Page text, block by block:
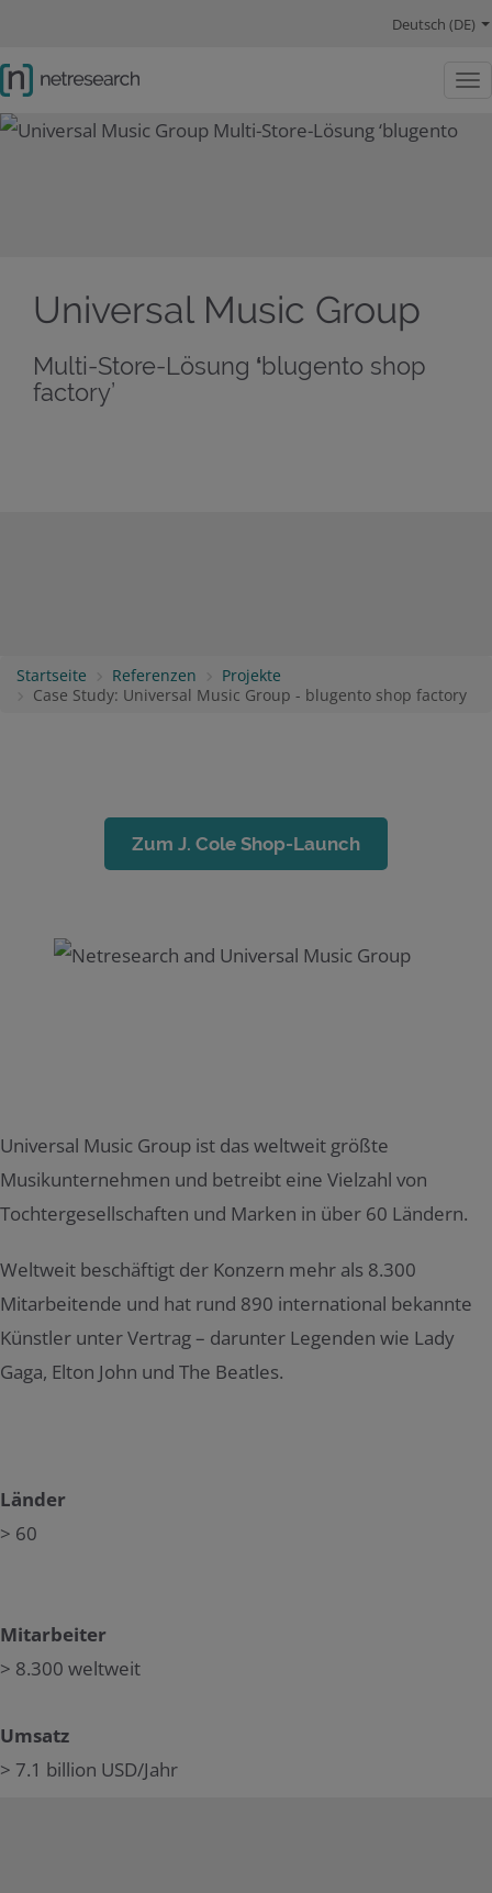
Deutsch (DE)
Universal Music Group
Multi-Store-Lösung ‘blugento shop
factory’
Startseite Referenzen
Projekte
Case Study: Universal Music Group - blugento shop factory
Zum J. Cole Shop-Launch
Universal Music Group ist das weltweit größte
Musikunternehmen und betreibt eine Vielzahl von
Tochtergesellschaften und Marken in über 60 Ländern.
Weltweit beschäftigt der Konzern mehr als 8.300
Mitarbeitende und hat rund 890 international bekannte
Künstler unter Vertrag – darunter Legenden wie Lady
Gaga, Elton John und The Beatles.
Länder
> 60
Mitarbeiter
> 8.300 weltweit
Umsatz
> 7.1 billion USD/Jahr